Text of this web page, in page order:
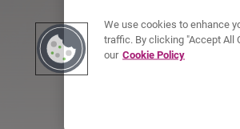
We use cookies to enhance
traffic. By clicking "Accept All
our Cookie Policy